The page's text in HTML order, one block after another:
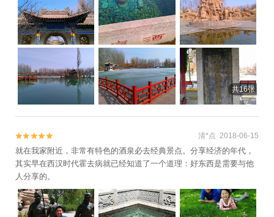
共16张

 清*点 2018-06-15
就在我家附近，非常有特色的酒泉必去经典景点。分享经济的年代，
其实早在西汉时代霍去病就已经知道了一个道理：好东西是需要与他
人分享的。